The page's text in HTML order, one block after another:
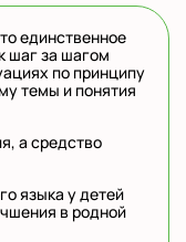
единственное
шаг за шагом
по принципу
темы и понятия
а средство
языка у детей
в родной